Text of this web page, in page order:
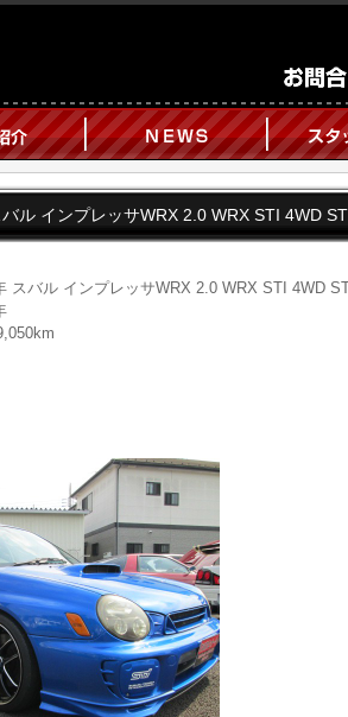
ル インプレッサWRX 2.0 WRX STI 4WD
スバル インプレッサWRX 2.0 WRX STI 4WD